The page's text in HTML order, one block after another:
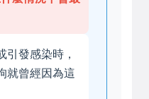
引發感染時，
就曾經因為這